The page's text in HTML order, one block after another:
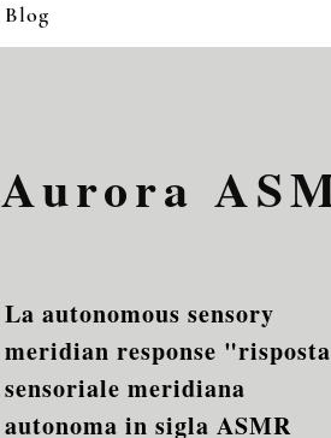
Blog
Aurora
La autonomous sensory
meridian response "risposta
sensoriale meridiana
autonoma in sigla ASMR